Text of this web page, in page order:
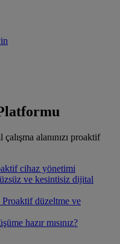
alanınızı proaktif
cihaz yönetimi
ve kesintisiz dijital
Proaktif düzeltme ve
hazır mısınız?